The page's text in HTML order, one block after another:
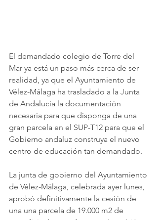
El demandado colegio de Torre del
Mar ya está un paso más cerca de ser
realidad, ya que el Ayuntamiento de
Vélez-Málaga ha trasladado a la Junta
de Andalucía la documentación
necesaria para que disponga de una
gran parcela en el SUP-T12 para que el
Gobierno andaluz construya el nuevo
centro de educación tan demandado.
La junta de gobierno del Ayuntamiento
de Vélez-Málaga, celebrada ayer lunes,
aprobó definitivamente la cesión de
una una parcela de 19.000 m2 de